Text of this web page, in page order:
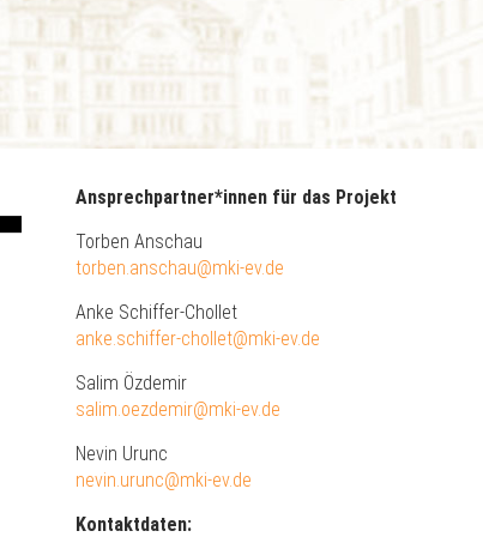
Ansprechpartner*innen für das Projekt
Torben Anschau
torben.anschau@mki-ev.de
Anke Schiffer-Chollet
anke.schiffer-chollet@mki-ev.de
Salim Özdemir
salim.oezdemir@mki-ev.de
Nevin Urunc
nevin.urunc@mki-ev.de
Kontaktdaten: